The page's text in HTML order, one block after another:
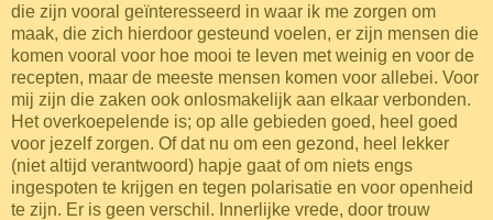
die zijn vooral geïnteresseerd in waar ik me zorgen om
maak, die zich hierdoor gesteund voelen, er zijn mensen die
komen vooral voor hoe mooi te leven met weinig en voor de
recepten, maar de meeste mensen komen voor allebei. Voor
mij zijn die zaken ook onlosmakelijk aan elkaar verbonden.
Het overkoepelende is; op alle gebieden goed, heel goed
voor jezelf zorgen. Of dat nu om een gezond, heel lekker
(niet altijd verantwoord) hapje gaat of om niets engs
ingespoten te krijgen en tegen polarisatie en voor openheid
te zijn. Er is geen verschil. Innerlijke vrede, door trouw